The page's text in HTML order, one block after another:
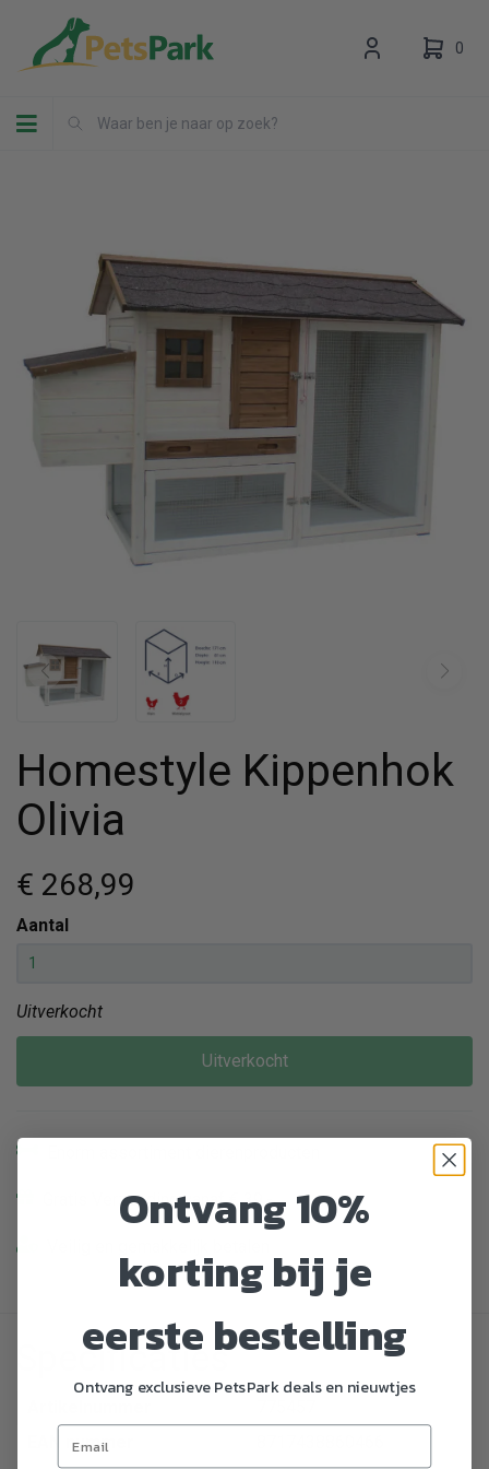
Toggle navigation
0
Uw winkelwagen is leeg.
Vul hem met producten.
Homestyle Kippenhok
Olivia
€ 268,99
Aantal
Uitverkocht
Uitverkocht
Gratis Verzending vanaf € 39,-
Specificaties
EAN nummer
Ontvang 10%
korting bij je
eerste bestelling
Ontvang exclusieve PetsPark deals en nieuwtjes